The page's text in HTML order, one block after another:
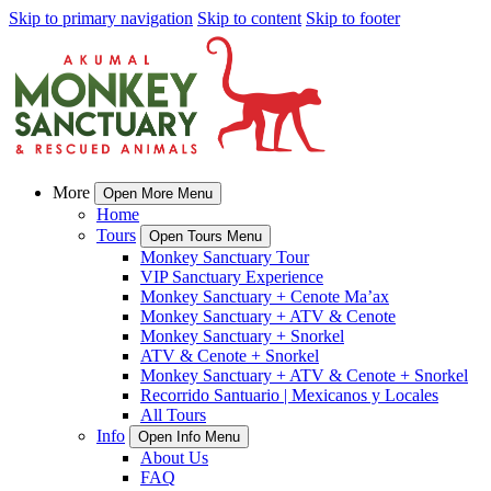
Skip to primary navigation Skip to content Skip to footer
More Open More Menu
Home
Tours
Open Tours Menu
Monkey Sanctuary Tour
VIP Sanctuary Experience
Monkey Sanctuary + Cenote Ma’ax
Monkey Sanctuary + ATV & Cenote
Monkey Sanctuary + Snorkel
ATV & Cenote + Snorkel
Monkey Sanctuary + ATV & Cenote + Snorkel
Recorrido Santuario | Mexicanos y Locales
All Tours
Info
Open Info Menu
About Us
FAQ